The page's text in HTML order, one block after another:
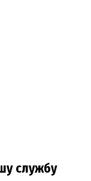
службу